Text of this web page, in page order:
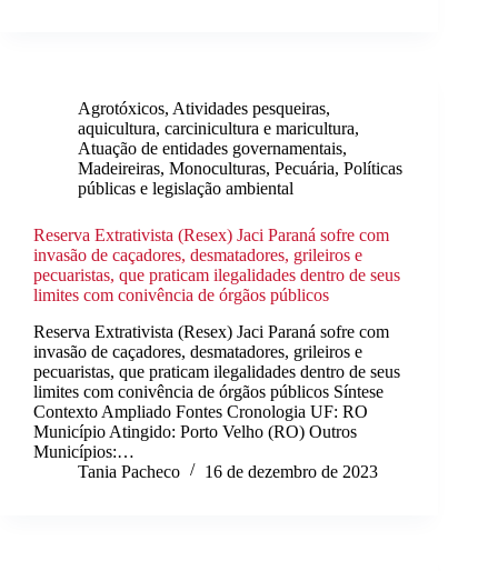
Agrotóxicos, Atividades pesqueiras,
aquicultura, carcinicultura e maricultura,
Atuação de entidades governamentais,
Madeireiras, Monoculturas, Pecuária, Políticas
públicas e legislação ambiental
Reserva Extrativista (Resex) Jaci Paraná sofre com
invasão de caçadores, desmatadores, grileiros e
pecuaristas, que praticam ilegalidades dentro de seus
limites com conivência de órgãos públicos
Reserva Extrativista (Resex) Jaci Paraná sofre com
invasão de caçadores, desmatadores, grileiros e
pecuaristas, que praticam ilegalidades dentro de seus
limites com conivência de órgãos públicos Síntese
Contexto Ampliado Fontes Cronologia UF: RO
Município Atingido: Porto Velho (RO) Outros
Municípios:…
Tania Pacheco
16 de dezembro de 2023